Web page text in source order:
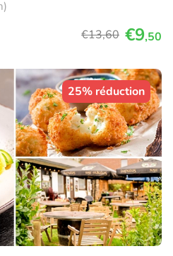
€13,60 €9,50
25% réduction